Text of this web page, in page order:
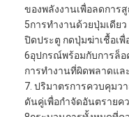
ของพลังงานเพื่อลดการ
5การทํางานด้วยปุ่มเดีย
ปิดประตู กดปุ่มฆ่าเชื้อเ
6อุปกรณ์พร้อมกับการล็อ
การทํางานที่ผิดพลาดแล
7. ปริมาตรการควบคุมว
ดันคู่เพื่อกําจัดอันตรายค